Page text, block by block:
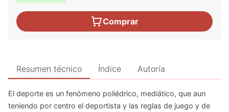
Comprar
Resumen técnico Índice Autoría
El deporte es un fenómeno poliédrico, mediático, que aun
teniendo por centro el deportista y las reglas de juego y de